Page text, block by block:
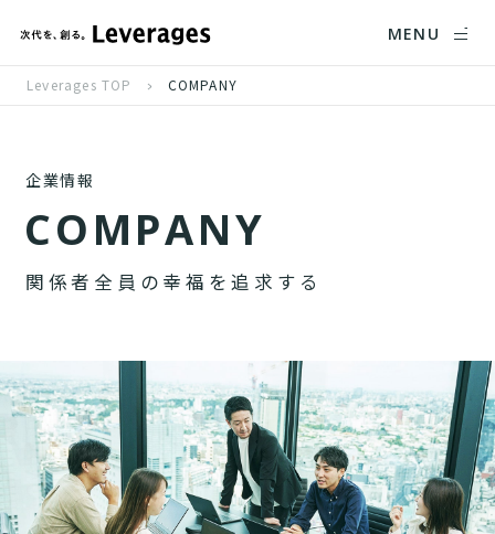
MENU
Leverages TOP COMPANY
企業情報
COMPANY
関 係者 全 員 の 幸 福 を追 求 す る